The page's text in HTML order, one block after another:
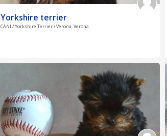
Yorkshire terrier
CANI / Yorkshire Terrier / Verona, Verona